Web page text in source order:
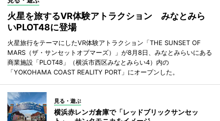
火星を旅するVR体験アトラクション みなとみら
いPLOT48に登場
火星旅行をテーマにしたVR体験アトラクション「THE SUNSET OF
MARS（ザ・サンセットオブマーズ）」が8月8日、みなとみらいにある
商業施設「PLOT48」（横浜市西区みなとみらい4）内の
「YOKOHAMA COAST REALITY PORT」にオープンした。
見る・遊ぶ
横浜赤レンガ倉庫で「レッドブリックサンセッ